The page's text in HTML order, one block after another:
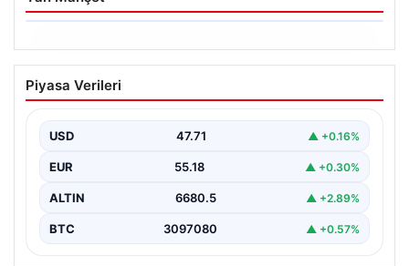
06.08.2026
Trabzonspor’da Mohamed Salah’ın
Transferinde Görkemli İmza Töreni:
Trabzonspor, dünya futbolunun yıldız isimlerinden
yaşıyor. Yoğun ilgiyle karşılanan…
Piyasa Verileri
USD 47.71 ▲ +0.16%
EUR 55.18 ▲ +0.30%
ALTIN 6680.5 ▲ +2.89%
BTC 3097080 ▲ +0.57%